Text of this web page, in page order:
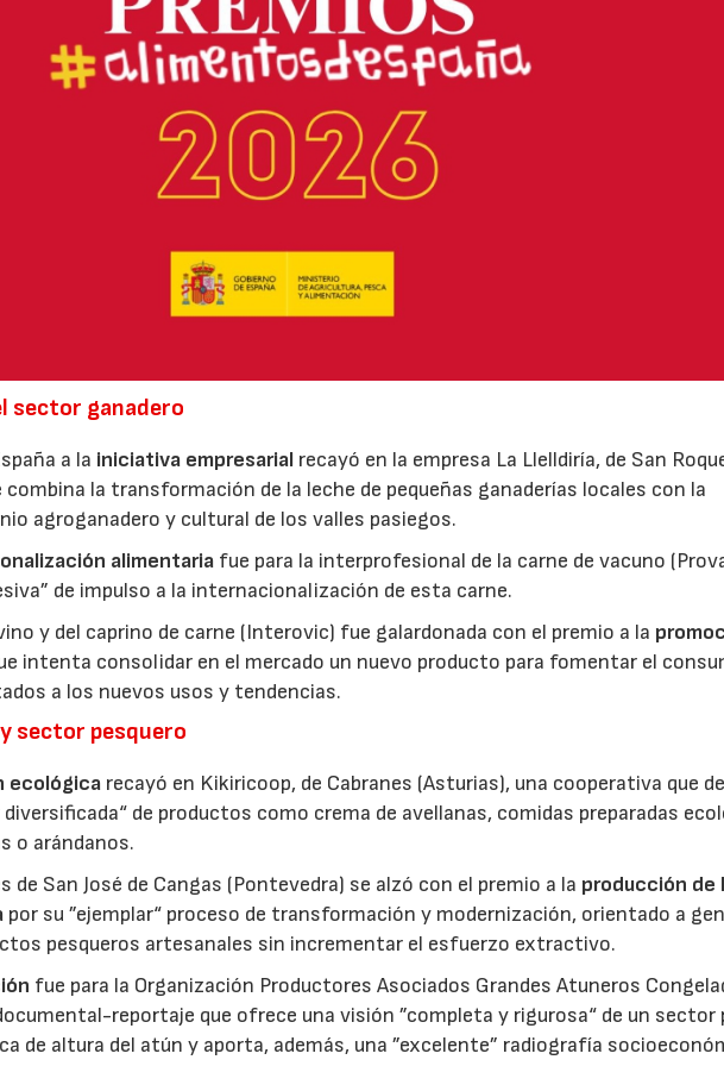
sector ganadero
a la iniciativa empresarial recayó en la empresa La Llelldiría, de San
combina la transformación de la leche de pequeñas ganaderías locales con la
agroganadero y cultural de los valles pasiegos.
alimentaria fue para la interprofesional de la carne de vacuno
de impulso a la internacionalización de esta carne.
y del caprino de carne (Interovic) fue galardonada con el premio a la
intenta consolidar en el mercado un nuevo producto para fomentar el
a los nuevos usos y tendencias.
sector pesquero
ecológica recayó en Kikiricoop, de Cabranes (Asturias), una cooperativa que
de productos como crema de avellanas, comidas preparadas
o arándanos.
de San José de Cangas (Pontevedra) se alzó con el premio a la producción de
por su ”ejemplar“ proceso de transformación y modernización, orientado a
pesqueros artesanales sin incrementar el esfuerzo extractivo.
fue para la Organización Productores Asociados Grandes Atuneros
reportaje que ofrece una visión ”completa y rigurosa“ de un sector
de altura del atún y aporta, además, una ”excelente” radiografía